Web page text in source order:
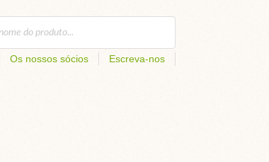
Os nossos sócios Escreva-nos